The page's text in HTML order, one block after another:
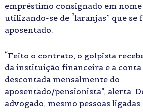
empréstimo consignado em nome
utilizando-se de “laranjas” que se
aposentado.
“Feito o contrato, o golpista
da instituição financeira e a conta
descontada mensalmente do
aposentado/pensionista”, alerta.
advogado, mesmo pessoas